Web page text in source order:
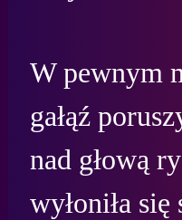
W pewnym
gałąź
nad głową
wyłoniła się